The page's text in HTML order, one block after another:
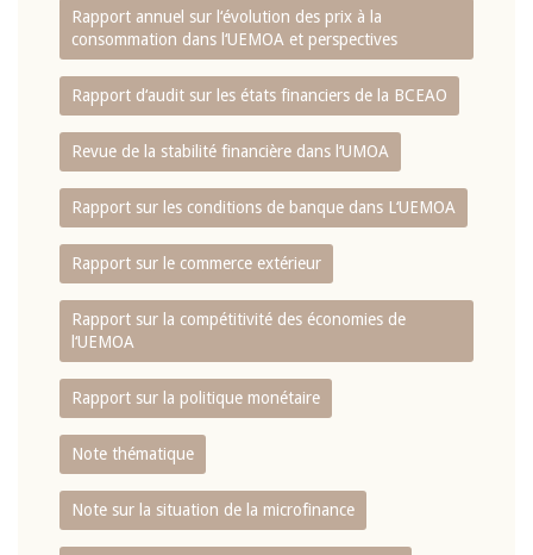
Rapport annuel sur l‘évolution des prix à la
consommation dans l‘UEMOA et perspectives
Rapport d‘audit sur les états financiers de la BCEAO
Revue de la stabilité financière dans l‘UMOA
Rapport sur les conditions de banque dans L‘UEMOA
Rapport sur le commerce extérieur
Rapport sur la compétitivité des économies de
l‘UEMOA
Rapport sur la politique monétaire
Note thématique
Note sur la situation de la microfinance